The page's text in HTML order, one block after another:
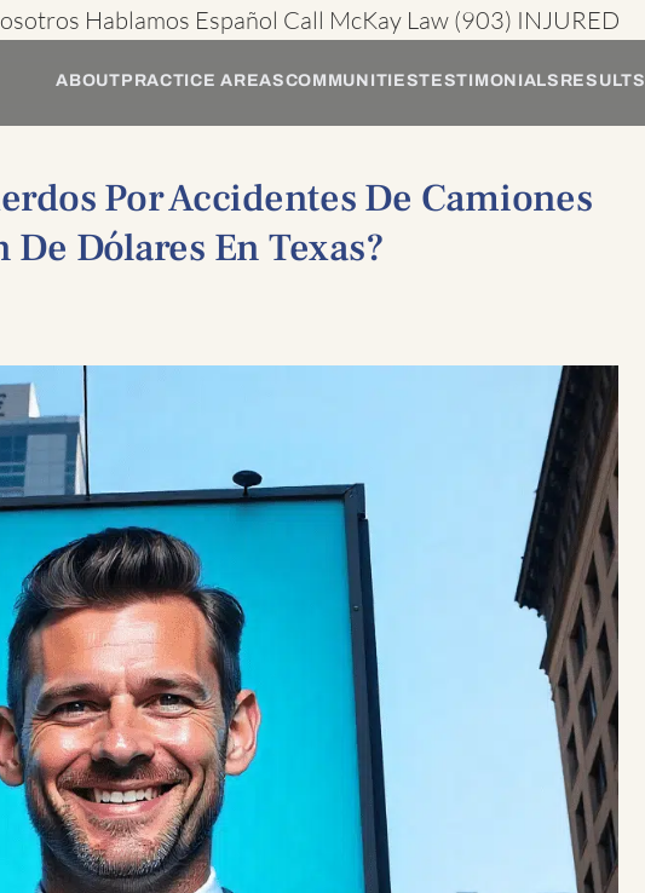
Hablamos Español Call McKay Law (903) INJURED
ABOUTPRACTICE AREASCOMMUNITIESTESTIMONIALS RESULTS
Por Accidentes De Camiones
Dólares En Texas?